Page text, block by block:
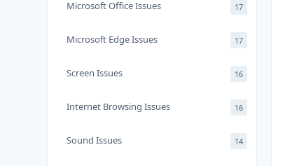
Microsoft Office Issues 17
Microsoft Edge Issues 17
Screen Issues 16
Internet Browsing Issues 16
Sound Issues 14